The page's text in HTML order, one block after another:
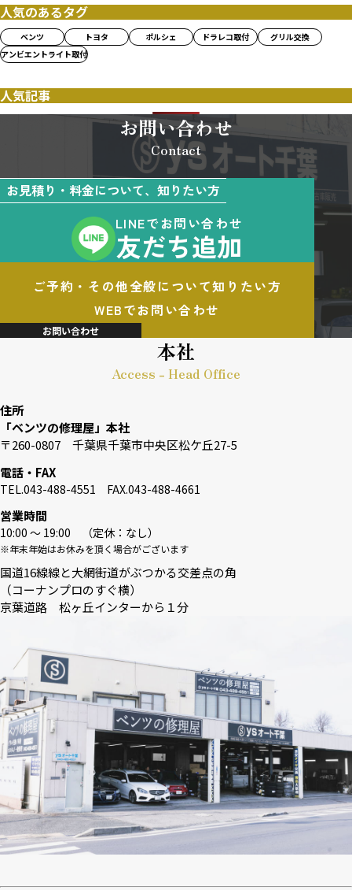
人気のあるタグ
ベンツ トヨタ ポルシェ ドラレコ取付
グリル交換
アンビエントライト取付
人気記事
お問い合わせ
Contact
お見積り・料金について、知りたい方
LINEでお問い合わせ
友だち追加
ご予約・その他全般について知りたい方
WEBでお問い合わせ
お問い合わせ
本社
Access - Head Office
住所
「ベンツの修理屋」本社
〒260-0807 千葉県千葉市中央区松ケ丘27-5
電話・FAX
TEL.043-488-4551 FAX.043-488-4661
営業時間
10:00 〜 19:00 （定休：なし）
※年末年始はお休みを頂く場合がございます
国道16線線と大網街道がぶつかる交差点の角
（コーナンプロのすぐ横）
京葉道路 松ヶ丘インターから１分